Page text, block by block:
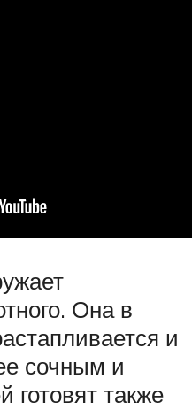
Она в
и
сочным и
готовят также